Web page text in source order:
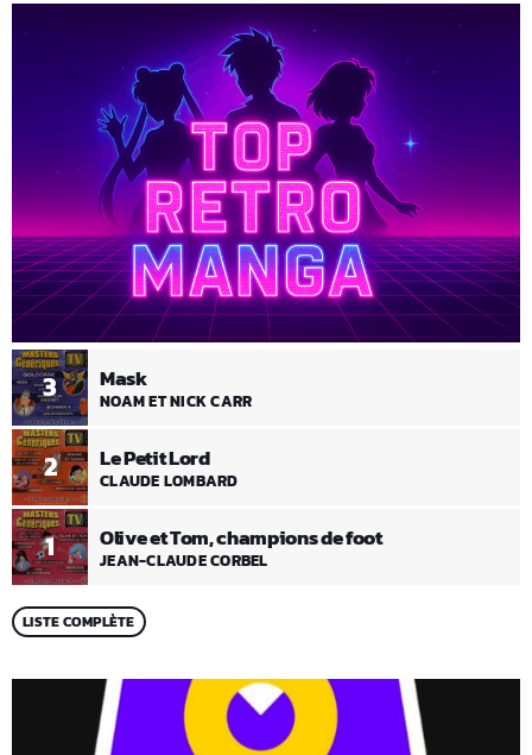
1 Olive et Tom, champions de foot
JEAN-CLAUDE CORBEL
2 Le Petit Lord
CLAUDE LOMBARD
3 Mask
NOAM ET NICK CARR
LISTE COMPLÈTE